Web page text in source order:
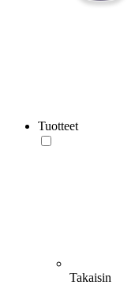
Tuotteet
Takaisin